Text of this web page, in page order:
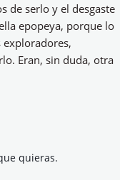
de serlo y el desgaste
epopeya, porque lo
exploradores,
Eran, sin duda, otra
quieras.